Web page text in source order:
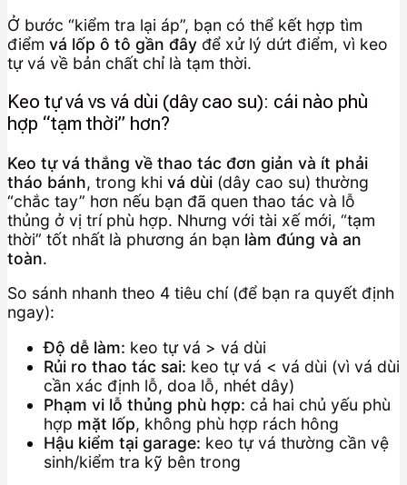
Ở bước “kiểm tra lại áp”, bạn có thể kết hợp tìm
điểm vá lốp ô tô gần đây để xử lý dứt điểm, vì keo
tự vá về bản chất chỉ là tạm thời.
Keo tự vá vs vá dùi (dây cao su): cái nào phù
hợp “tạm thời” hơn?
Keo tự vá thắng về thao tác đơn giản và ít phải
tháo bánh, trong khi vá dùi (dây cao su) thường
“chắc tay” hơn nếu bạn đã quen thao tác và lỗ
thủng ở vị trí phù hợp. Nhưng với tài xế mới, “tạm
thời” tốt nhất là phương án bạn làm đúng và an
toàn.
So sánh nhanh theo 4 tiêu chí (để bạn ra quyết định
ngay):
Độ dễ làm: keo tự vá > vá dùi
Rủi ro thao tác sai: keo tự vá < vá dùi (vì vá dùi
cần xác định lỗ, doa lỗ, nhét dây)
Phạm vi lỗ thủng phù hợp: cả hai chủ yếu phù
hợp mặt lốp, không phù hợp rách hông
Hậu kiểm tại garage: keo tự vá thường cần vệ
sinh/kiểm tra kỹ bên trong